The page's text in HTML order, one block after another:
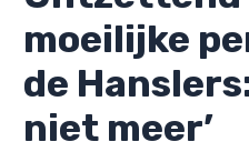
moeilijke
de
niet meer’